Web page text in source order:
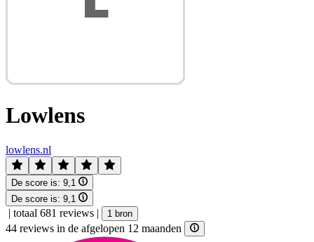
Lowlens
lowlens.nl
De score is: 9,1
De score is: 9,1
| totaal 681 reviews | 1 bron
44 reviews in de afgelopen 12 maanden